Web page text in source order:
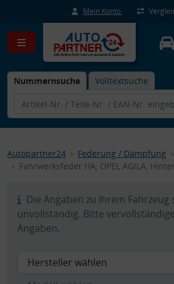
Mein Konto
Nummernsuche Volltextsuche
Autopartner24 Federung / Dämpfung
Fahrwerksfeder HA, OPEL AGILA,
Die Angaben zu Ihrem Fahrzeug
unvollständig. Bitte
Angaben.